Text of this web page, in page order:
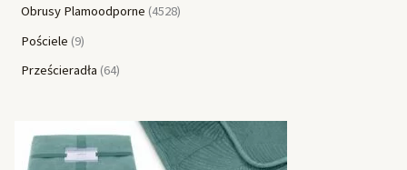
Obrusy Plamoodporne 4528
Pościele 9
Prześcieradła 64